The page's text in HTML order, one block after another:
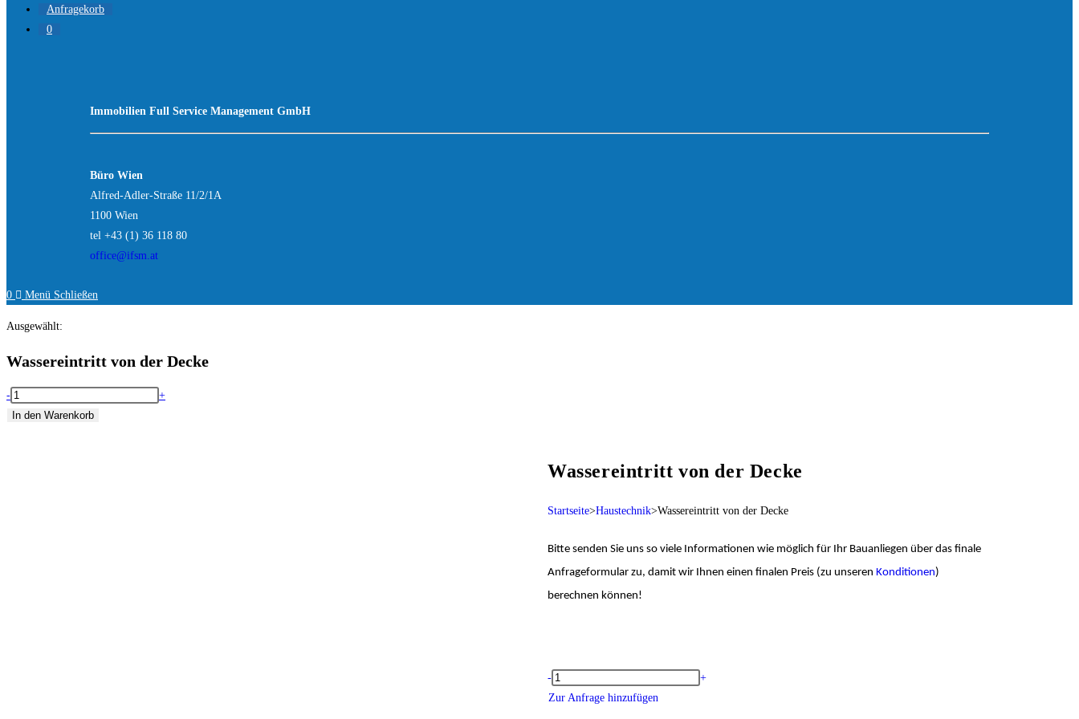
Anfragekorb
0
Immobilien Full Service Management GmbH
Büro Wien
Alfred-Adler-Straße 11/2/1A
1100 Wien
tel +43 (1) 36 118 80
office@ifsm.at
0 Menü Schließen
Ausgewählt:
Wassereintritt von der Decke
-
+
In den Warenkorb
Wassereintritt von der Decke
Startseite>Haustechnik>Wassereintritt von der Decke
Bitte senden Sie uns so viele Informationen wie möglich für Ihr Bauanliegen über das finale
Anfrageformular zu, damit wir Ihnen einen finalen Preis (zu unseren Konditionen)
berechnen können!
-
+
Zur Anfrage hinzufügen